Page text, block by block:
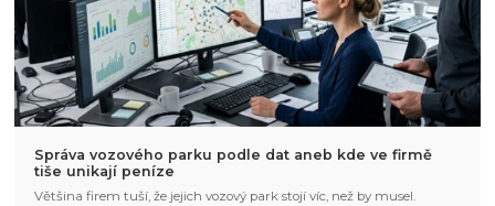
Správa vozového parku podle dat aneb kde ve firmě
tiše unikají peníze
Většina firem tuší, že jejich vozový park stojí víc, než by musel.